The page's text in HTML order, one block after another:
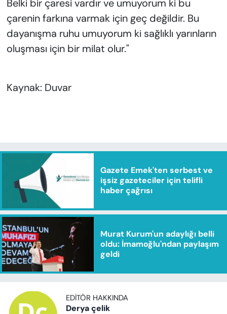
Belki bir çaresi vardır ve umuyorum ki bu
çarenin farkına varmak için geç değildir. Bu
dayanışma ruhu umuyorum ki sağlıklı yarınların
oluşması için bir milat olur."
Kaynak: Duvar
Gazete Emek'ten serbest ve
işsiz gazeteciler için telifli
haber çağrısı
Murat Kurum'un adaylığı belli
oldu: İmamoğlu'ndan paylaşım
geldi
EDITÖR HAKKINDA
Derya çelik